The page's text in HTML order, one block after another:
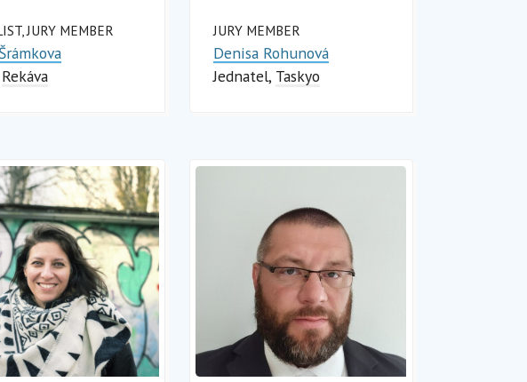
JURY MEMBER
Rekáva
JURY MEMBER
Denisa Rohunová
Jednatel Taskyo